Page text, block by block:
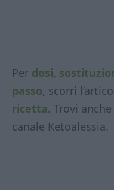
Per dosi,
passo, scorri
ricetta. Trovi anche
canale Ketoalessia.